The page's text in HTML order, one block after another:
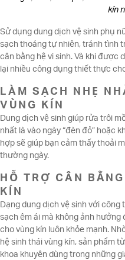
kín
Sử dụng dung dịch vệ sinh phụ
sạch thoáng tự nhiên, tránh tình
cân bằng hệ vi sinh. Và khi được
lại nhiều công dụng thiết thực
LÀM SẠCH NHẸ
VÙNG KÍN
Dung dịch vệ sinh giúp rửa trôi
nhất là vào ngày “đèn đỏ” hoặc
hợp sẽ giúp bạn cảm thấy thoải
thường ngày.
HỖ TRỢ CÂN
KÍN
Dạng dung dịch vệ sinh với
sạch êm ái mà không ảnh hưởng
cho vùng kín luôn khỏe mạnh.
hệ sinh thái vùng kín, sản phẩm từ
khoa khuyên dùng trong những